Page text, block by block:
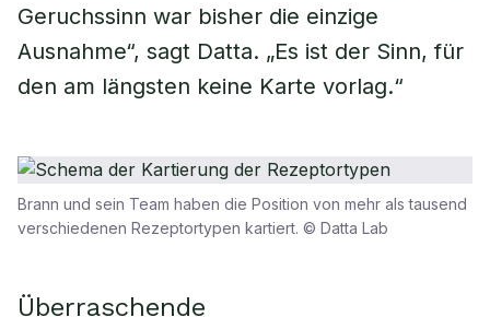
Geruchssinn war bisher die einzige
Ausnahme“, sagt Datta. „Es ist der Sinn, für
den am längsten keine Karte vorlag.“
Brann und sein Team haben die Position von mehr als tausend
verschiedenen Rezeptortypen kartiert. © Datta Lab
Überraschende